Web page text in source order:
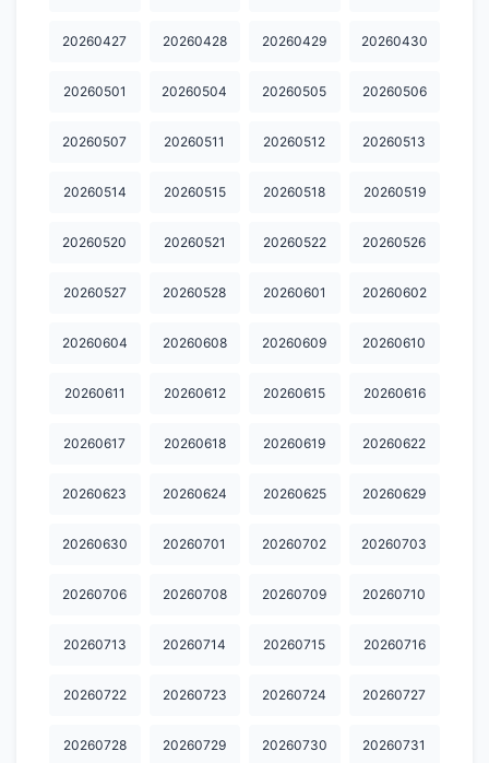
20260427 20260428 20260429 20260430
20260501 20260504 20260505 20260506
20260507 20260511 20260512 20260513
20260514 20260515 20260518 20260519
20260520 20260521 20260522 20260526
20260527 20260528 20260601 20260602
20260604 20260608 20260609 20260610
20260611 20260612 20260615 20260616
20260617 20260618 20260619 20260622
20260623 20260624 20260625 20260629
20260630 20260701 20260702 20260703
20260706 20260708 20260709 20260710
20260713 20260714 20260715 20260716
20260722 20260723 20260724 20260727
20260728 20260729 20260730 20260731